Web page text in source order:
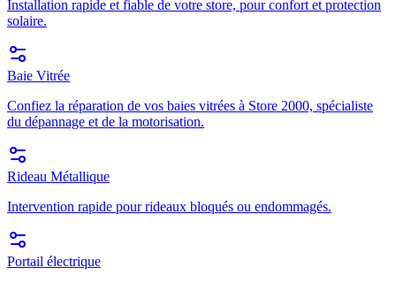
Installation rapide et fiable de votre store, pour confort et protection
solaire.
Baie Vitrée
Confiez la réparation de vos baies vitrées à Store 2000, spécialiste
du dépannage et de la motorisation.
Rideau Métallique
Intervention rapide pour rideaux bloqués ou endommagés.
Portail électrique